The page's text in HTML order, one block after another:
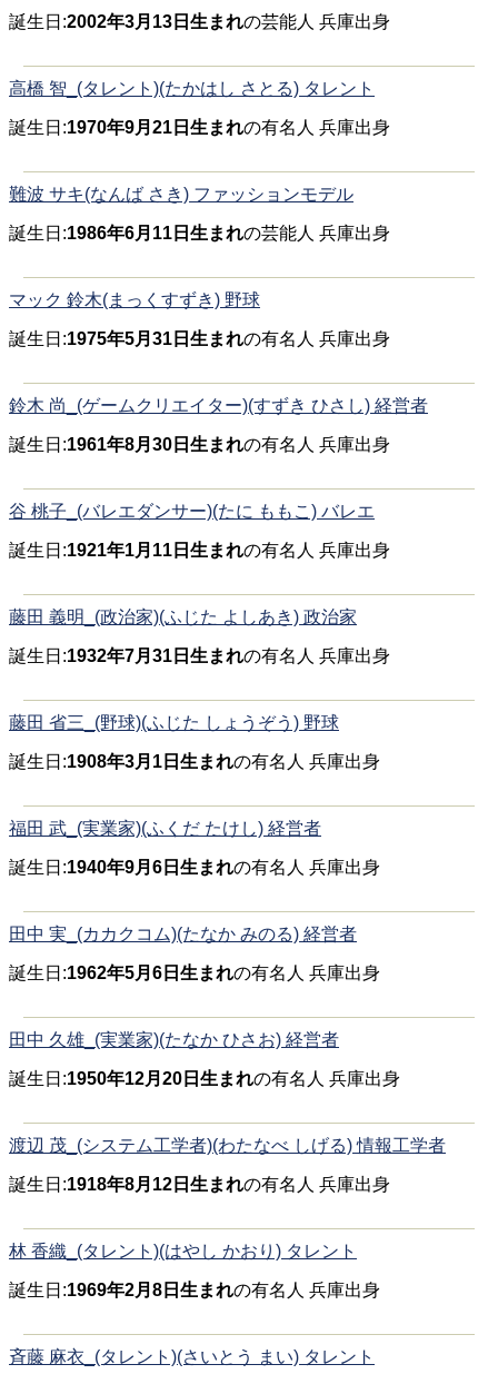
誕生日:2002年3月13日生まれの芸能人 兵庫出身
高橋 智_(タレント)(たかはし さとる) タレント
誕生日:1970年9月21日生まれの有名人 兵庫出身
難波 サキ(なんば さき) ファッションモデル
誕生日:1986年6月11日生まれの芸能人 兵庫出身
マック 鈴木(まっくすずき) 野球
誕生日:1975年5月31日生まれの有名人 兵庫出身
鈴木 尚_(ゲームクリエイター)(すずき ひさし) 経営者
誕生日:1961年8月30日生まれの有名人 兵庫出身
谷 桃子_(バレエダンサー)(たに ももこ) バレエ
誕生日:1921年1月11日生まれの有名人 兵庫出身
藤田 義明_(政治家)(ふじた よしあき) 政治家
誕生日:1932年7月31日生まれの有名人 兵庫出身
藤田 省三_(野球)(ふじた しょうぞう) 野球
誕生日:1908年3月1日生まれの有名人 兵庫出身
福田 武_(実業家)(ふくだ たけし) 経営者
誕生日:1940年9月6日生まれの有名人 兵庫出身
田中 実_(カカクコム)(たなか みのる) 経営者
誕生日:1962年5月6日生まれの有名人 兵庫出身
田中 久雄_(実業家)(たなか ひさお) 経営者
誕生日:1950年12月20日生まれの有名人 兵庫出身
渡辺 茂_(システム工学者)(わたなべ しげる) 情報工学者
誕生日:1918年8月12日生まれの有名人 兵庫出身
林 香織_(タレント)(はやし かおり) タレント
誕生日:1969年2月8日生まれの有名人 兵庫出身
斉藤 麻衣_(タレント)(さいとう まい) タレント